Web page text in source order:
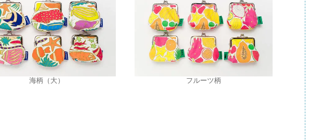
海柄（大） フルーツ柄